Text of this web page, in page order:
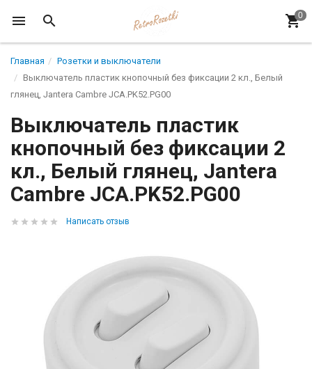
Главная
Розетки и выключатели
Выключатель пластик кнопочный без фиксации 2 кл., Белый
глянец, Jantera Cambre JCA.PK52.PG00
Выключатель пластик
кнопочный без фиксации 2
кл., Белый глянец, Jantera
Cambre JCA.PK52.PG00
Написать отзыв